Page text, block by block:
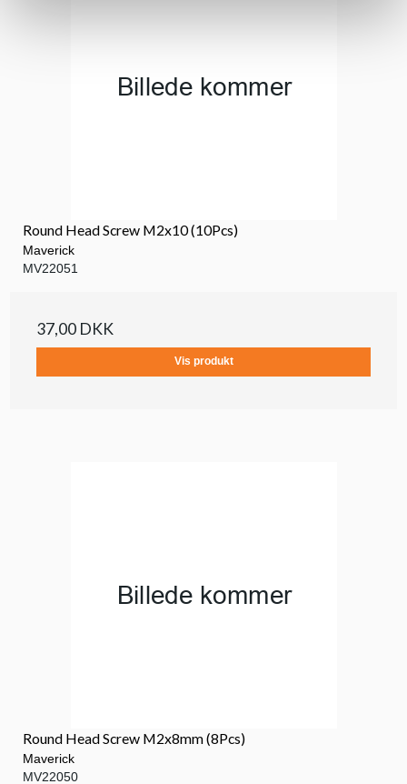
Round Head Screw M2x10 (10Pcs)
Maverick
MV22051
37,00 DKK
Vis produkt
Round Head Screw M2x8mm (8Pcs)
Maverick
MV22050